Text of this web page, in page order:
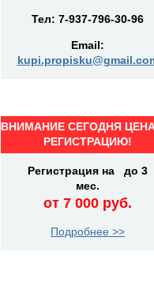
Тел: 7-937-796-30-96
Email:
ВНИМАНИЕ СЕГОДНЯ
РЕГИСТРАЦИЮ!
Регистрация на до 3
мес.
от 7 000 руб.
Подробнее >>